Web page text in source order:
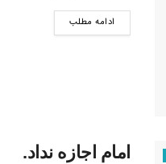
ادامه مطلب
امام اجازه نداد.